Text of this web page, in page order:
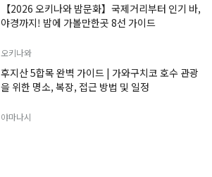
【2026 오키나와 밤문화】국제거리부터 인기 바,
야경까지! 밤에 가볼만한곳 8선 가이드
오키나와
후지산 5합목 완벽 가이드 | 가와구치코 호수 관광
을 위한 명소, 복장, 접근 방법 및 일정
야마나시